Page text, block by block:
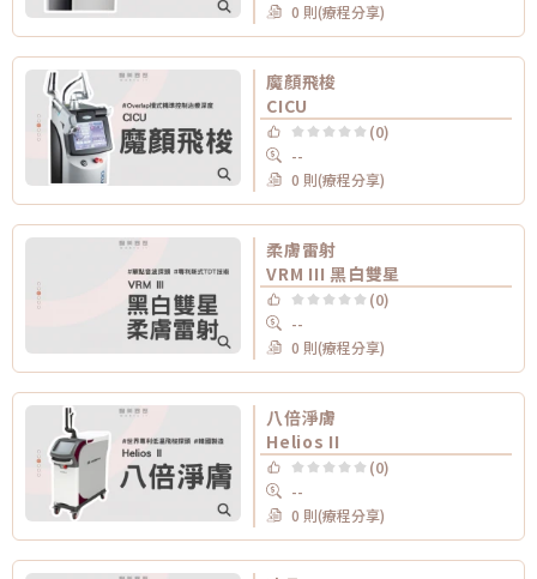
0 則(療程分享)
魔顏飛梭
CICU
(0)
--
0 則(療程分享)
柔膚雷射
VRM III 黑白雙星
(0)
--
0 則(療程分享)
八倍淨膚
Helios II
(0)
--
0 則(療程分享)